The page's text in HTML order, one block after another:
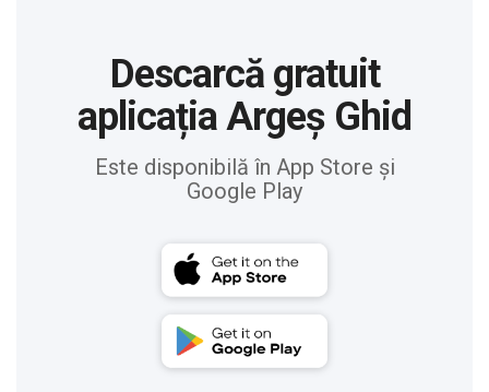
Descarcă gratuit
aplicația Argeș Ghid
Este disponibilă în App Store și
Google Play